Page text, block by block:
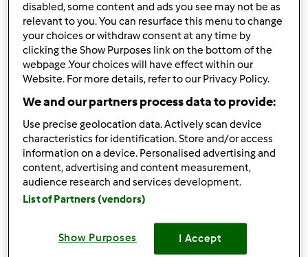
zdrowitka Dołączył : 15.05.2017
śr., 02/04/2026 - 12:49
Robiliśmy takie małe przyjęcie na 30 osób we wrześniu
tego roku. W restauracji obiad z 2 dań plus jeszcze 2 dania
gorące bo mieliśmy rezerwację do północy. Za salę, w tym
ciasta i przystawki które wybraliśmy zapłaciliśmy 6500 zł,
napoje kupowaliśmy we własnym zakresie- około 3000 zł,
napojów i alkoholu dużo nam zostało.
disabled, some content and ads you see may not be as
relevant to you. You can resurface this menu to change
your choices or withdraw consent at any time by
clicking the Show Purposes link on the bottom of the
webpage .Your choices will have effect within our
Website. For more details, refer to our Privacy Policy.
We and our partners process data to provide:
Use precise geolocation data. Actively scan device
characteristics for identification. Store and/or access
information on a device. Personalised advertising and
content, advertising and content measurement,
audience research and services development.
List of Partners (vendors)
Show Purposes I Accept